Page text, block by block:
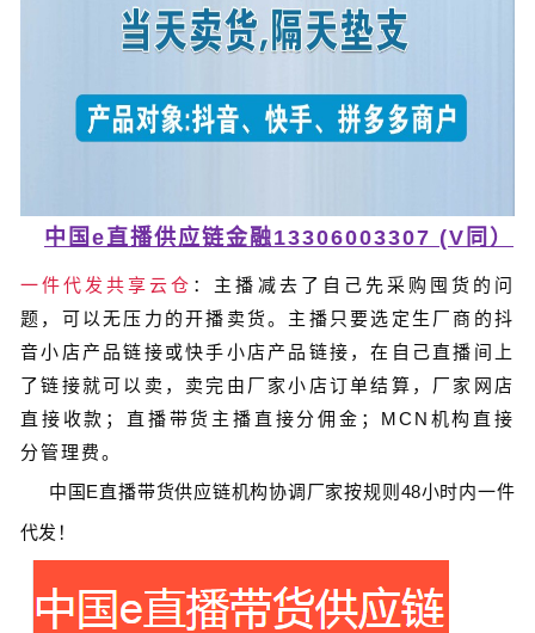
中国e直播供应链金融13306003307 (V同）
一件代发共享云仓 ：主播减去了自己先采购囤货的问
题，可以无压力的开播卖货。主播只要选定生厂商的抖
音小店产品链接或快手小店产品链接，在自己直播间上
了链接就可以卖，卖完由厂家小店订单结算，厂家网店
直接收款；直播带货主播直接分佣金；MCN机构直接
分管理费。
中国E直播带货供应链机构协调厂家按规则 48小时内一件
代发！